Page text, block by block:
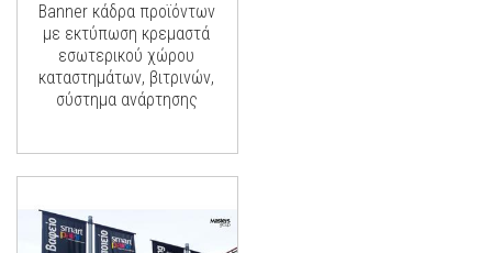
Banner κάδρα προϊόντων
με εκτύπωση κρεμαστά
εσωτερικού χώρου
καταστημάτων, βιτρινών,
σύστημα ανάρτησης